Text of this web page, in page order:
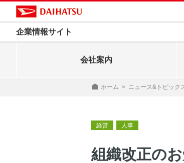
企業情報サイト
会社案内
ホーム > ニュース&トピック
経営 人事
組織改正の